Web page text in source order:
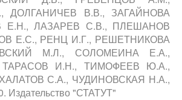
ДОЛГАНИЧЕВ В.В., ЗАГАЙНОВА
Е.Н., ЛАЗАРЕВ С.В., ПЛЕШАНОВ
Е.С., РЕНЦ И.Г., РЕШЕТНИКОВА
М.Л., СОЛОМЕИНА Е.А.,
И.Н., ТИМОФЕЕВ Ю.А.,
С.А., ЧУДИНОВСКАЯ Н.А.,
Издательство "СТАТУТ"